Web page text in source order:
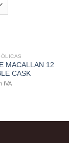
MACALLAN 12
CASK
IVA